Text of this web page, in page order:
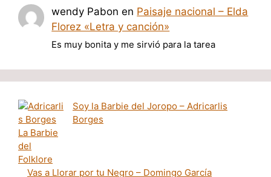
wendy Pabon en Paisaje nacional – Elda
Florez «Letra y canción»
Es muy bonita y me sirvió para la tarea
Soy la Barbie del Joropo – Adricarlis
Borges
Vas a Llorar por tu Negro – Domingo García